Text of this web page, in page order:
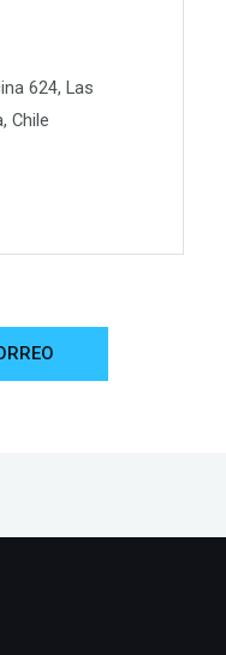
624, Las
Chile